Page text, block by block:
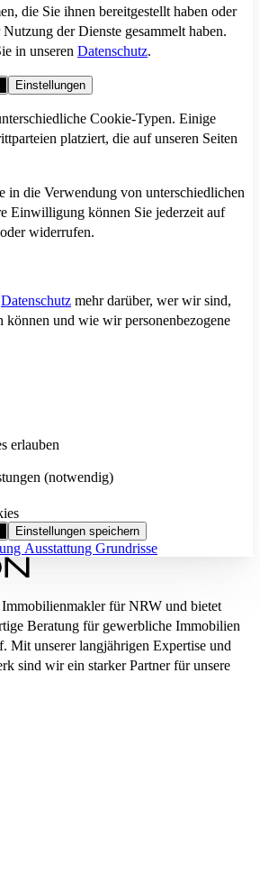
Ausstattung Grundrisse
die Sie ihnen bereitgestellt haben oder
der Dienste gesammelt haben.
in unseren Datenschutz.
Einstellungen
Cookie-Typen. Einige
platziert, die auf unseren Seiten
in die Verwendung von unterschiedlichen
Einwilligung können Sie jederzeit auf
widerrufen.
Datenschutz mehr darüber, wer wir sind,
können und wie wir personenbezogene
erlauben
(notwendig)
Einstellungen speichern
für NRW und bietet
Beratung für gewerbliche Immobilien
Mit unserer langjährigen Expertise und
sind wir ein starker Partner für unsere